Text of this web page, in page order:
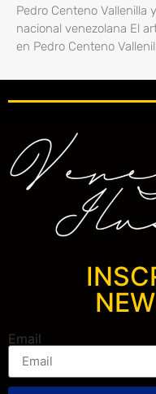
Pedro Centeno Vallenilla
nacional venezolana El
en Pedro Centeno
Email